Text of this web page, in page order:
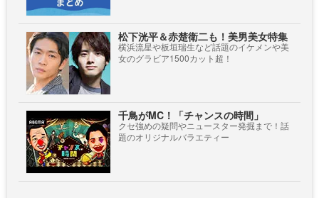
松下洸平＆赤楚衛二も！美男美女特集
横浜流星や板垣瑞生など話題のイケメンや美
女のグラビア1500カット超！
千鳥がMC！「チャンスの時間」
クセ強めの疑問やニュースター発掘まで！話
題のオリジナルバラエティー